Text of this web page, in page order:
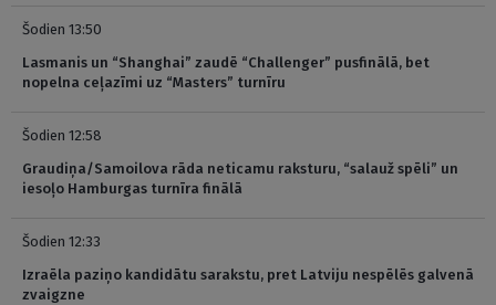
Šodien 13:50
Lasmanis un “Shanghai” zaudē “Challenger” pusfinālā, bet
nopelna ceļazīmi uz “Masters” turnīru
Šodien 12:58
Graudiņa/Samoilova rāda neticamu raksturu, “salauž spēli” un
iesoļo Hamburgas turnīra finālā
Šodien 12:33
Izraēla paziņo kandidātu sarakstu, pret Latviju nespēlēs galvenā
zvaigzne